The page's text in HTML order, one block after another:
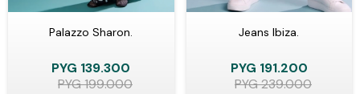
Palazzo Sharon.
PYG 139.300
PYG199.000
Jeans Ibiza.
PYG 191.200
PYG239.000